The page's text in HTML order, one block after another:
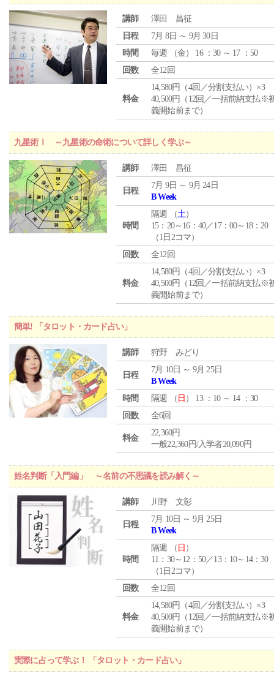
講師
澤田 昌征
日程
7月 8日 ～ 9月 30日
時間
毎週 （金） 16 ：30 ～ 17 ：50
回数
全12回
料金
14,580円（4回／分割支払い）×3
40,500円（12回／一括前納支払※
義開始前まで）
九星術Ⅰ ～九星術の命術について詳しく学ぶ～
講師 澤田 昌征
日程
7月 9日 ～ 9月 24日
B Week
時間
隔週 （土）
15：20～16：40／17：00～18：20
（1日2コマ）
回数
全12回
料金
14,580円（4回／分割支払い）×3
40,500円（12回／一括前納支払※
義開始前まで）
簡単! 「タロット・カード占い」
講師 狩野 みどり
日程
7月 10日 ～ 9月 25日
B Week
時間
隔週 （ 日 ） 13 ：10 ～ 14 ：30
回数
全6回
料金
22,360円
一般22,360円/入学者20,090円
姓名判断「入門編」 ～名前の不思議を読み解く～
講師 川野 文彰
日程
7月 10日 ～ 9月 25日
B Week
時間
隔週 （ 日 ）
11：30～12：50／13：10～14：30
（1日2コマ）
回数
全12回
料金
14,580円（4回／分割支払い）×3
40,500円（12回／一括前納支払※
義開始前まで）
実際に占って学ぶ！ 「タロット・カード占い」